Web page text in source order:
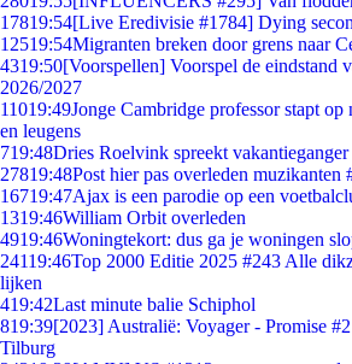
17819:54[Live Eredivisie #1784] Dying
12519:54Migranten breken door grens naar
4319:50[Voorspellen] Voorspel de eindstand
2026/2027
11019:49Jonge Cambridge professor stapt op
en leugens
719:48Dries Roelvink spreekt
27819:48Post hier pas overleden muzikanten
16719:47Ajax is een parodie op een
1319:46William Orbit overleden
4919:46Woningtekort: dus ga je woningen
24119:46Top 2000 Editie 2025 #243 Alle
lijken
419:42Last minute balie Schiphol
819:39[2023] Australië: Voyager - Promise
Tilburg